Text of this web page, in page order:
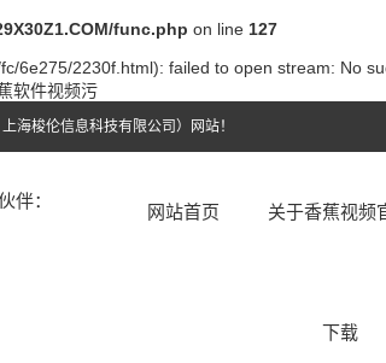
func.php on line 127
6e275/2230f.html): failed to open stream: No
软件视频污
海梭伦信息科技有限公司）网站！
网站首页 关于香蕉视频
下载